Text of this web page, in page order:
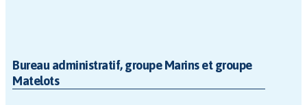
Bureau administratif, groupe Marins et groupe
Matelots